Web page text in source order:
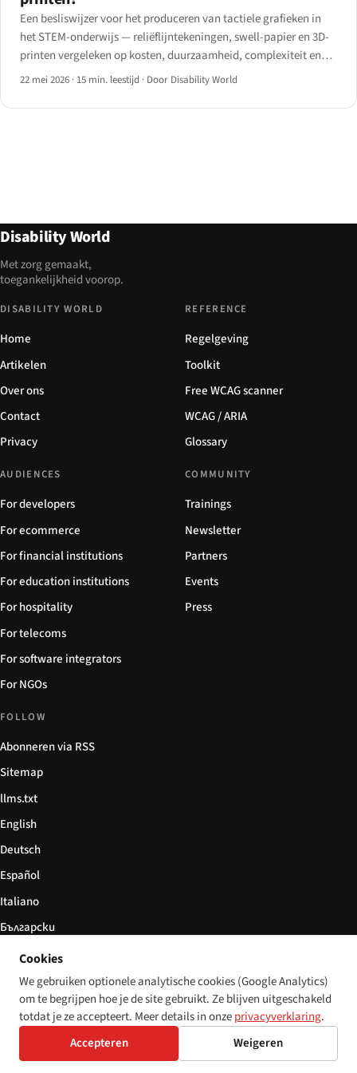
Een besliswijzer voor het produceren van tactiele grafieken in
het STEM-onderwijs — reliëflijntekeningen, swell-papier en 3D-
printen vergeleken op kosten, duurzaamheid, complexiteit en
productieworkflow, inclusief een beslisboom per vakgebied.
22 mei 2026 · 15 min. leestijd · Door Disability World
Disability World
Met zorg gemaakt,
toegankelijkheid voorop.
DISABILITY WORLD
Home
Artikelen
Over ons
Contact
Privacy
REFERENCE
Regelgeving
Toolkit
Free WCAG scanner
WCAG / ARIA
Glossary
AUDIENCES
For developers
For ecommerce
For financial institutions
For education institutions
For hospitality
For telecoms
For software integrators
For NGOs
COMMUNITY
Trainings
Newsletter
Partners
Events
Press
FOLLOW
Abonneren via RSS
Sitemap
llms.txt
English
Deutsch
Español
Italiano
Български
简体中文
© 2026 Disability World. Alle rechten voorbehouden. Cookie settings
DeutschEspañolItaliano 简体中文PolskiFrançais
SvenskaDanskSuomi
Cookies
We gebruiken optionele analytische cookies (Google Analytics)
om te begrijpen hoe je de site gebruikt. Ze blijven uitgeschakeld
totdat je ze accepteert. Meer details in onzeprivacyverklaring.
Accepteren
Weigeren